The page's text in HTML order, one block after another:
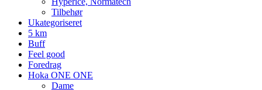
Tilbehør
Ukategoriseret
5 km
Buff
Feel good
Foredrag
Hoka ONE ONE
Dame